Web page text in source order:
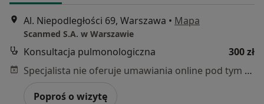
Al. Niepodległości 69, Warszawa • Mapa
Scanmed S.A. w Warszawie
Konsultacja pulmonologiczna
300 zł
Specjalista nie oferuje umawiania online pod tym adresem.
Poproś o wizytę